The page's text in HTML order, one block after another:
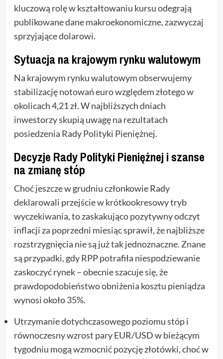
kluczową rolę w kształtowaniu kursu odegrają
publikowane dane makroekonomiczne, zazwyczaj
sprzyjające dolarowi.
Sytuacja na krajowym rynku walutowym
Na krajowym rynku walutowym obserwujemy
stabilizację notowań euro względem złotego w
okolicach 4,21 zł. W najbliższych dniach
inwestorzy skupią uwagę na rezultatach
posiedzenia Rady Polityki Pieniężnej.
Decyzje Rady Polityki Pieniężnej i szanse
na zmianę stóp
Choć jeszcze w grudniu członkowie Rady
deklarowali przejście w krótkookresowy tryb
wyczekiwania, to zaskakująco pozytywny odczyt
inflacji za poprzedni miesiąc sprawił, że najbliższe
rozstrzygnięcia nie są już tak jednoznaczne. Znane
są przypadki, gdy RPP potrafiła niespodziewanie
zaskoczyć rynek – obecnie szacuje się, że
prawdopodobieństwo obniżenia kosztu pieniądza
wynosi około 35%.
Utrzymanie dotychczasowego poziomu stóp i
równoczesny wzrost pary EUR/USD w bieżącym
tygodniu mogą wzmocnić pozycję złotówki, choć w